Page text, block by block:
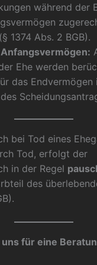
während der
1374 Abs. 2 BGB).
Ehe werden
das Endvermögen
bei Tod eines
Tod, erfolgt der
in der Regel
des
für eine